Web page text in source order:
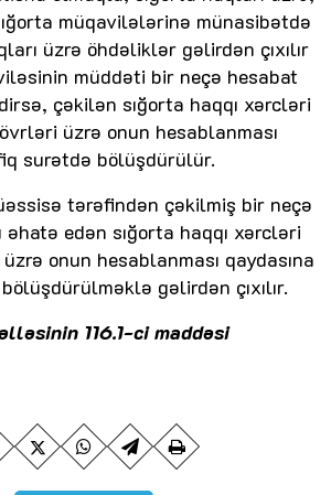
müqavilələrinə münasibətdə
üzrə öhdəliklər gəlirdən çıxılır
müddəti bir neçə hesabat
çəkilən sığorta haqqı xərcləri
üzrə onun hesablanması
surətdə bölüşdürülür.
tərəfindən çəkilmiş bir neçə
edən sığorta haqqı xərcləri
onun hesablanması qaydasına
gəlirdən çıxılır.
116.1-ci maddəsi